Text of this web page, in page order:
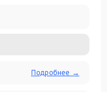
Подробнее →